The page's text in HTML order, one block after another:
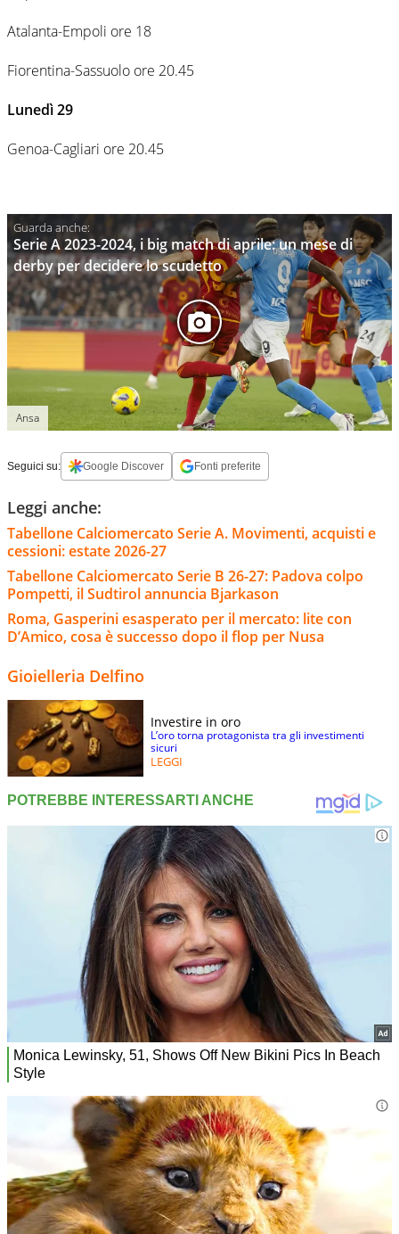
Atalanta-Empoli ore 18
Fiorentina-Sassuolo ore 20.45
Lunedì 29
Genoa-Cagliari ore 20.45
Serie A 2023-2024, i big match di aprile: un mese di
derby per decidere lo scudetto
Ansa
Seguici su: Google Discover Fonti preferite
Leggi anche:
Tabellone Calciomercato Serie A. Movimenti, acquisti e
cessioni: estate 2026-27
Tabellone Calciomercato Serie B 26-27: Padova colpo
Pompetti, il Sudtirol annuncia Bjarkason
Roma, Gasperini esasperato per il mercato: lite con
D’Amico, cosa è successo dopo il flop per Nusa
Gioielleria Delfino
Investire in oro
L’oro torna protagonista tra gli investimenti
sicuri
LEGGI